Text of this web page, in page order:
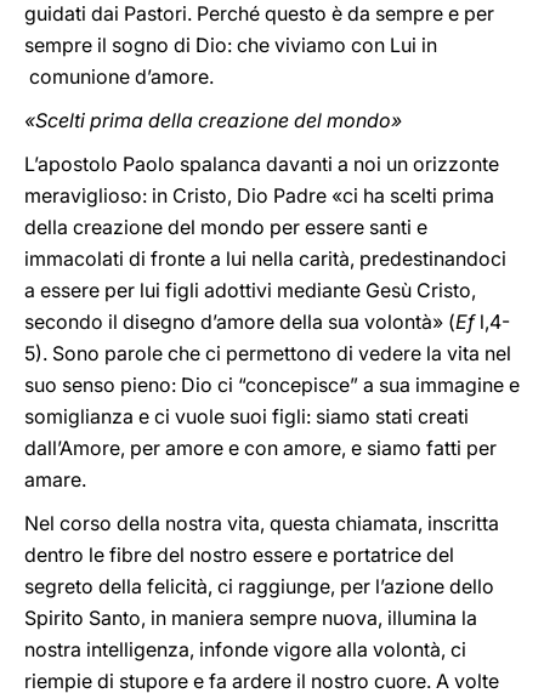
guidati dai Pastori. Perché questo è da sempre e per
sempre il sogno di Dio: che viviamo con Lui in
comunione d’amore.
«Scelti prima della creazione del mondo»
L’apostolo Paolo spalanca davanti a noi un orizzonte
meraviglioso: in Cristo, Dio Padre «ci ha scelti prima
della creazione del mondo per essere santi e
immacolati di fronte a lui nella carità, predestinandoci
a essere per lui figli adottivi mediante Gesù Cristo,
secondo il disegno d’amore della sua volontà» (Efl,4-
5). Sono parole che ci permettono di vedere la vita nel
suo senso pieno: Dio ci “concepisce” a sua immagine e
somiglianza e ci vuole suoi figli: siamo stati creati
dall’Amore, per amore e con amore, e siamo fatti per
amare.
Nel corso della nostra vita, questa chiamata, inscritta
dentro le fibre del nostro essere e portatrice del
segreto della felicità, ci raggiunge, per l’azione dello
Spirito Santo, in maniera sempre nuova, illumina la
nostra intelligenza, infonde vigore alla volontà, ci
riempie di stupore e fa ardere il nostro cuore. A volte